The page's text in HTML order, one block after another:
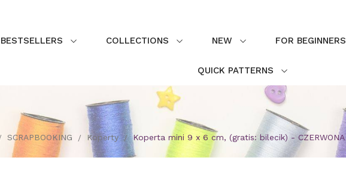
BESTSELLERS COLLECTIONS NEW FOR BEGINNERS
QUICK PATTERNS
SCRAPBOOKING Koperty Koperta mini 9 x 6 cm, (gratis: bilecik) - CZERWONA